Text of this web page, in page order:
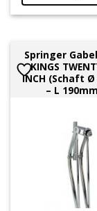
Springer Gabel
KINGS
INCH (Schaft
– L